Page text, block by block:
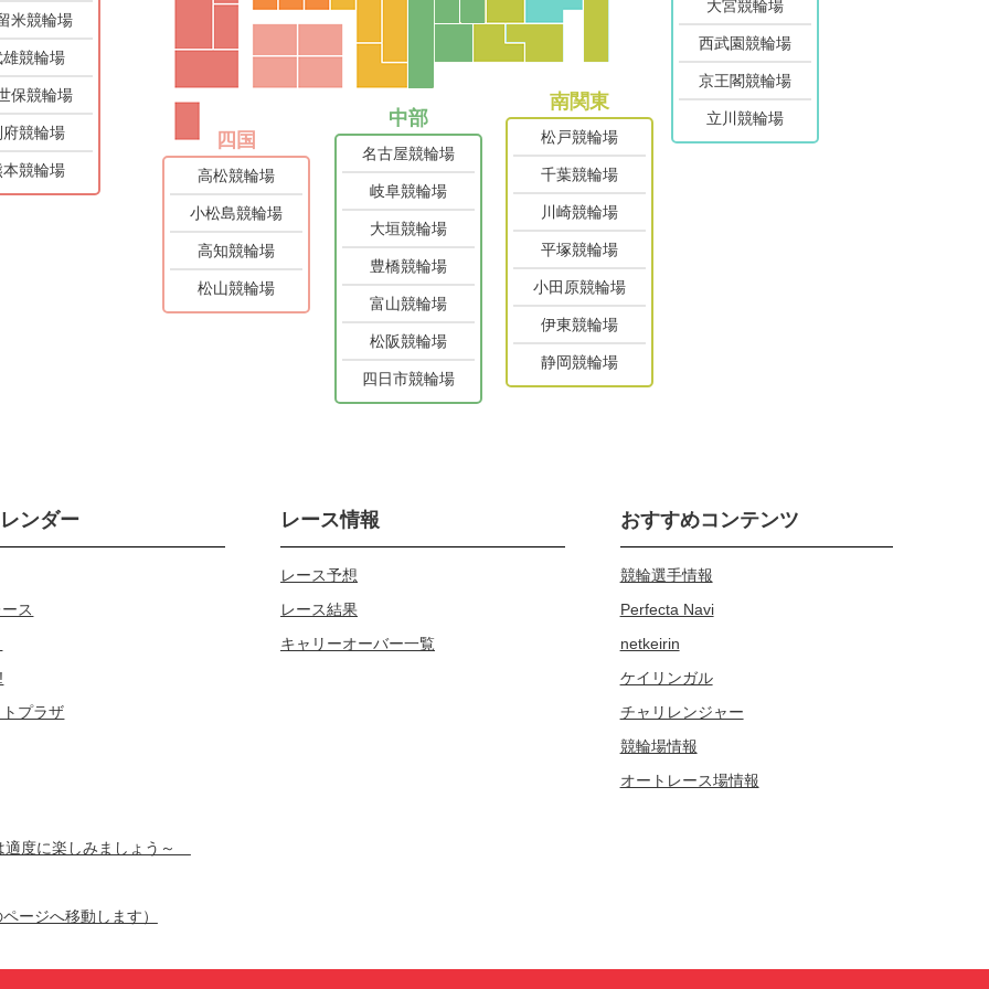
大宮競輪場
西武園競輪場
京王閣競輪場
立川競輪場
南関東
松戸競輪場
千葉競輪場
川崎競輪場
平塚競輪場
小田原競輪場
伊東競輪場
静岡競輪場
中部
名古屋競輪場
岐阜競輪場
大垣競輪場
豊橋競輪場
富山競輪場
松阪競輪場
四日市競輪場
四国
高松競輪場
小松島競輪場
高知競輪場
松山競輪場
米競輪場
競輪場
保競輪場
競輪場
競輪場
ンダー
ス
プラザ
レース情報
レース予想
レース結果
キャリーオーバー一覧
おすすめコンテンツ
競輪選手情報
Perfecta Navi
netkeirin
ケイリンガル
チャリレンジャー
競輪場情報
オートレース場情報
度に楽しみましょう～
ージへ移動します）